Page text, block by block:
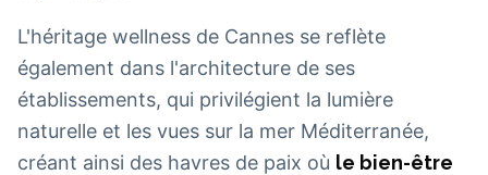
L'héritage wellness de Cannes se reflète
également dans l'architecture de ses
établissements, qui privilégient la lumière
naturelle et les vues sur la mer Méditerranée,
créant ainsi des havres de paix où le bien-être